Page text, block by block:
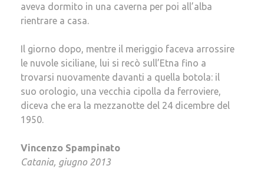
aveva dormito in una caverna per poi all’alba
rientrare a casa.
Il giorno dopo, mentre il meriggio faceva arrossire
le nuvole siciliane, lui si recò sull’Etna fino a
trovarsi nuovamente davanti a quella botola: il
suo orologio, una vecchia cipolla da ferroviere,
diceva che era la mezzanotte del 24 dicembre del
1950.
Vincenzo Spampinato
Catania, giugno 2013